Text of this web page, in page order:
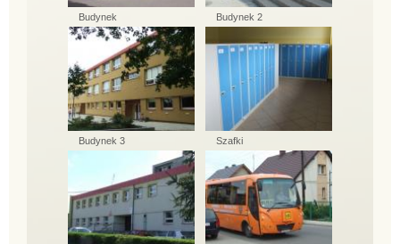
Budynek Budynek 2
Budynek 3 Szafki